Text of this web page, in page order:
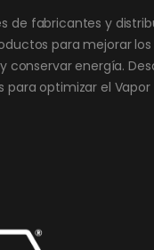
de fabricantes y
para mejorar los
conservar energía.
para optimizar el Vapor